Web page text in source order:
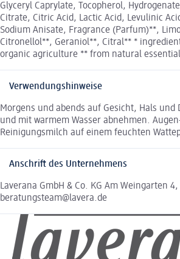
Glyceryl Caprylate, Tocopherol,
Citrate, Citric Acid, Lactic Acid, Levulinic
Sodium Anisate, Fragrance (Parfum)**,
Citronellol**, Geraniol**, Citral** *
organic agriculture ** from natural
Verwendungshinweise
Morgens und abends auf Gesicht, Hals und
und mit warmem Wasser abnehmen.
Reinigungsmilch auf einem feuchten
Anschrift des Unternehmens
Laverana GmbH & Co. KG Am Weingarten
beratungsteam@lavera.de